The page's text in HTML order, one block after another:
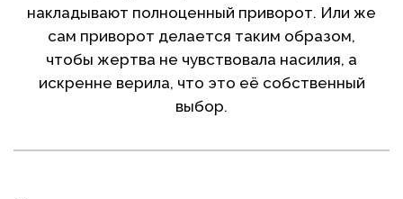
накладывают полноценный приворот. Или же
сам приворот делается таким образом,
чтобы жертва не чувствовала насилия, а
искренне верила, что это её собственный
выбор.